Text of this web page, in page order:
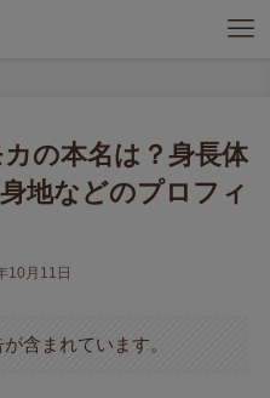
の本名は？身長体
地などのプロフィ
10月11日
含まれています。